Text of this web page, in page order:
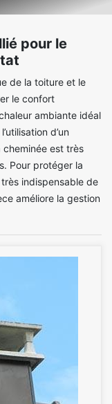
pour le
de la toiture et le
le confort
ambiante idéal
d’un
est très
Pour protéger la
indispensable de
améliore la gestion